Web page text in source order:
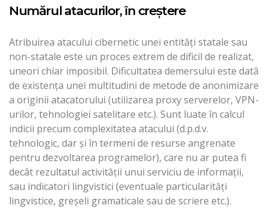
Numărul atacurilor, în creştere
Atribuirea atacului cibernetic unei entităţi statale sau
non-statale este un proces extrem de dificil de realizat,
uneori chiar imposibil. Dificultatea demersului este dată
de existenţa unei multitudini de metode de anonimizare
a originii atacatorului (utilizarea proxy serverelor, VPN-
urilor, tehnologiei satelitare etc.). Sunt luate în calcul
indicii precum complexitatea atacului (d.p.d.v.
tehnologic, dar şi în termeni de resurse angrenate
pentru dezvoltarea programelor), care nu ar putea fi
decât rezultatul activităţii unui serviciu de informaţii,
sau indicatori lingvistici (eventuale particularităţi
lingvistice, greşeli gramaticale sau de scriere etc.).